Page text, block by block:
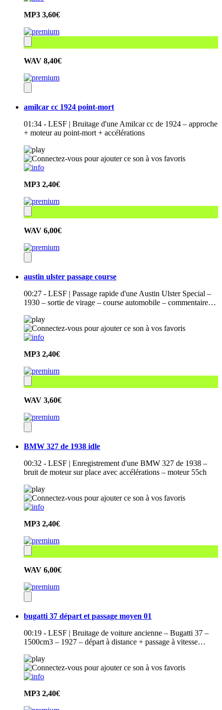
MP3 3,60€
WAV 8,40€
amilcar cc 1924 point-mort
01:34 - LESF | Bruitage d'une Amilcar cc de 1924 – approche
+ moteur au point-mort + accélérations
MP3 2,40€
WAV 6,00€
austin ulster passage course
00:27 - LESF | Passage rapide d'une Austin Ulster Special –
1930 – sortie de virage – course automobile – commentaire…
MP3 2,40€
WAV 3,60€
BMW 327 de 1938 idle
00:32 - LESF | Enregistrement d'une BMW 327 de 1938 –
bruit de moteur sur place avec accélérations – moteur 55ch
MP3 2,40€
WAV 6,00€
bugatti 37 départ et passage moyen 01
00:19 - LESF | Bruitage de voiture ancienne – Bugatti 37 –
1500cm3 – 1927 – départ à distance + passage à vitesse…
MP3 2,40€